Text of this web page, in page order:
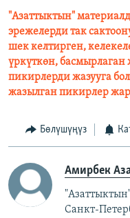
"Азаттыктын"
эрежелерди так
шек келтирген,
үркүткөн, басмырлаган
пикирлерди жазууга
жазылган пикирлер
Бөлүшүңүз
Амирбек
Санкт-